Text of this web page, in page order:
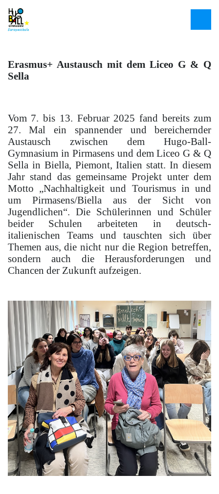
Erasmus+ Austausch mit dem Liceo G & Q
Sella
Vom 7. bis 13. Februar 2025 fand bereits zum
27. Mal ein spannender und bereichernder
Austausch zwischen dem Hugo-Ball-
Gymnasium in Pirmasens und dem Liceo G & Q
Sella in Biella, Piemont, Italien statt. In diesem
Jahr stand das gemeinsame Projekt unter dem
Motto „Nachhaltigkeit und Tourismus in und
um Pirmasens/Biella aus der Sicht von
Jugendlichen“. Die Schülerinnen und Schüler
beider Schulen arbeiteten in deutsch-
italienischen Teams und tauschten sich über
Themen aus, die nicht nur die Region betreffen,
sondern auch die Herausforderungen und
Chancen der Zukunft aufzeigen.